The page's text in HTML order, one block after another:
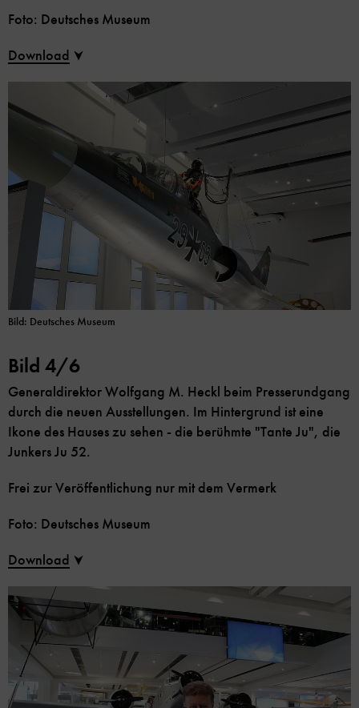
Bild: Deutsches Museum
Foto: Deutsches Museum
Download
Bild 4/6
Generaldirektor Wolfgang M. Heckl beim Presserundgang
durch die neuen Ausstellungen. Im Hintergrund ist eine
Ikone des Hauses zu sehen - die berühmte "Tante Ju", die
Junkers Ju 52.
Frei zur Veröffentlichung nur mit dem Vermerk
Foto: Deutsches Museum
Download